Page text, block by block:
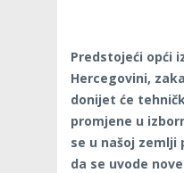
Predstojeći opći
Hercegovini,
donijet će
promjene u
se u našoj zemlji
da se uvode